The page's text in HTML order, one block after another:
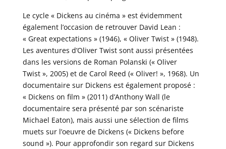
Le cycle « Dickens au cinéma » est évidemment
également l’occasion de retrouver David Lean :
« Great expectations » (1946), « Oliver Twist » (1948).
Les aventures d’Oliver Twist sont aussi présentées
dans les versions de Roman Polanski (« Oliver
Twist », 2005) et de Carol Reed (« Oliver! », 1968). Un
documentaire sur Dickens est également proposé :
« Dickens on film » (2011) d’Anthony Wall (le
documentaire sera présenté par son scénariste
Michael Eaton), mais aussi une sélection de films
muets sur l’oeuvre de Dickens (« Dickens before
sound »). Pour approfondir son regard sur Dickens